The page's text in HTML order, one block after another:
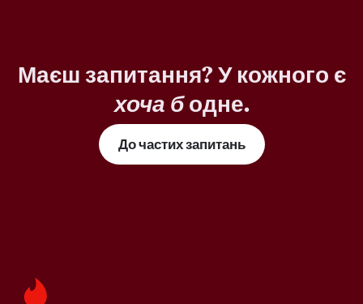
Маєш запитання? У кожного є
хоча бодне.
До частих запитань